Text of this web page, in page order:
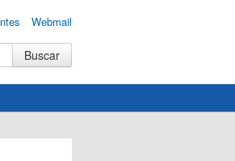
Webmail